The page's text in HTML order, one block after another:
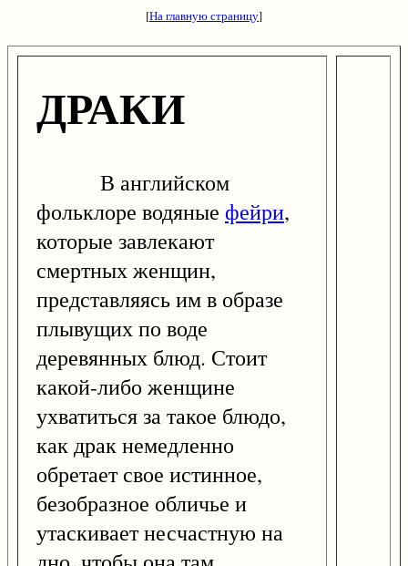
[На главную страницу]
ДРАКИ
В английском
фольклоре водяные фейри,
которые завлекают
смертных женщин,
представляясь им в образе
плывущих по воде
деревянных блюд. Стоит
какой-либо женщине
ухватиться за такое блюдо,
как драк немедленно
обретает свое истинное,
безобразное обличье и
утаскивает несчастную на